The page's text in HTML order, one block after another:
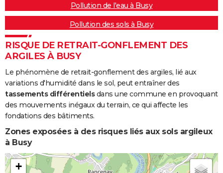
Pollution de l'eau à Busy
Pollution des sols à Busy
RISQUE DE RETRAIT-GONFLEMENT DES
ARGILES À BUSY
Le phénomène de retrait-gonflement des argiles, lié aux
variations d'humidité dans le sol, peut entraîner des
tassements différentielsdans une commune en provoquant
des mouvements inégaux du terrain, ce qui affecte les
fondations des bâtiments.
Zones exposées à des risques liés aux sols argileux
à Busy
+